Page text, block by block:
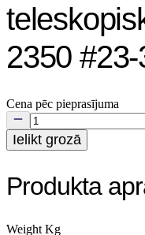
2350
Cena pēc pieprasījuma
Ielikt grozā
Produkta
Weight Kg